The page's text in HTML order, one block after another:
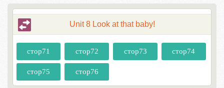
Unit 8 Look at that baby!
стор71 стор72 стор73 стор74
стор75 стор76